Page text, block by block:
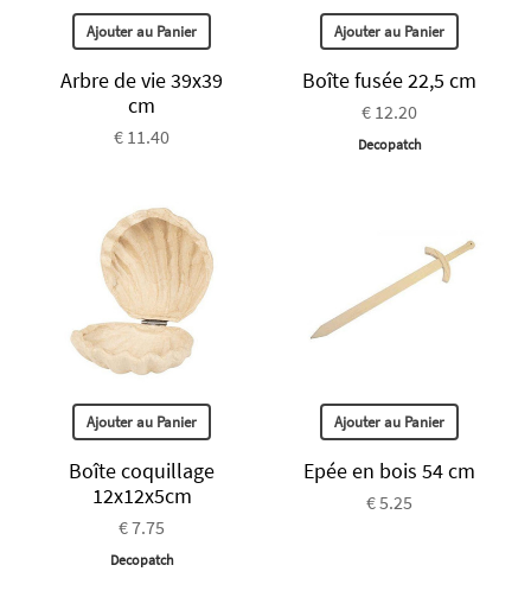
Ajouter au Panier
Arbre de vie 39x39
cm
€ 11.40
Ajouter au Panier
Boîte fusée 22,5 cm
€ 12.20
Decopatch
Ajouter au Panier
Boîte coquillage
12x12x5cm
€ 7.75
Decopatch
Ajouter au Panier
Epée en bois 54 cm
€ 5.25